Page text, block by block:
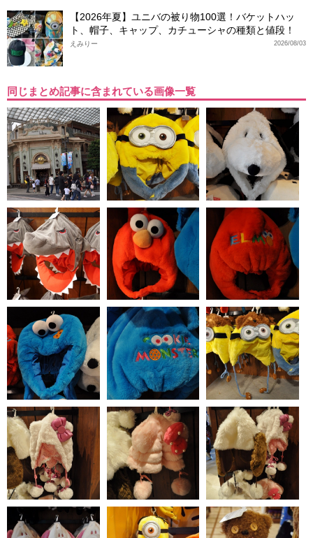
【2026年夏】ユニバの被り物100選！バケットハッ
ト、帽子、キャップ、カチューシャの種類と値段！
2026/08/03
えみりー
同じまとめ記事に含まれている画像一覧